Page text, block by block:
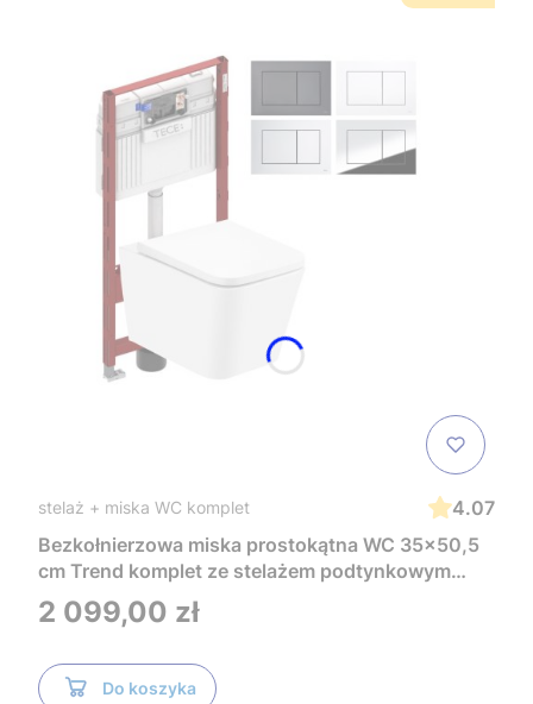
stelaż + miska WC komplet
4.07
Bezkołnierzowa miska prostokątna WC 35x50,5
cm Trend komplet ze stelażem podtynkowym
Tece i czarnym przyciskiem TeceNow
TR2216+Tece
Cena
2 099,00 zł
Do koszyka